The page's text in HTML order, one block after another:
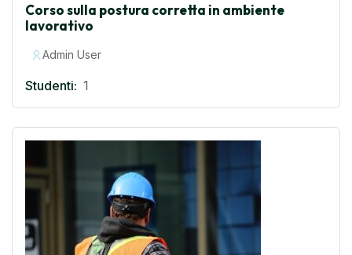
Corso sulla postura corretta in ambiente
lavorativo
Admin User
Studenti: 1